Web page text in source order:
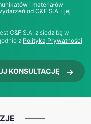
i materiałów
od C&F S.A. i jej
C&F S.A. z siedzibą w
z Polityką Prywatności
KONSULTACJĘ